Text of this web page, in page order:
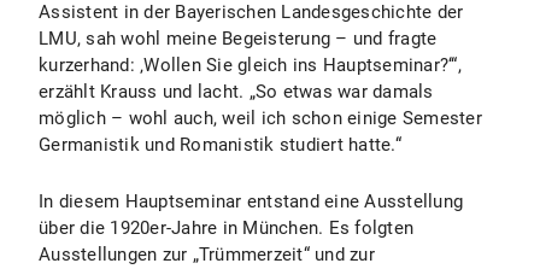
Assistent in der Bayerischen Landesgeschichte der
LMU, sah wohl meine Begeisterung – und fragte
kurzerhand: ‚Wollen Sie gleich ins Hauptseminar?‘“,
erzählt Krauss und lacht. „So etwas war damals
möglich – wohl auch, weil ich schon einige Semester
Germanistik und Romanistik studiert hatte.“
In diesem Hauptseminar entstand eine Ausstellung
über die 1920er-Jahre in München. Es folgten
Ausstellungen zur „Trümmerzeit“ und zur